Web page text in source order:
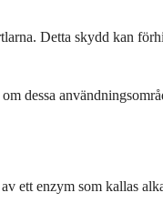
Detta skydd kan
dessa
enzym som kallas